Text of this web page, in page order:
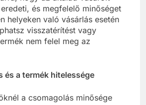
és megfelelő minőséget
helyeken való vásárlás esetén
visszatérítést vagy
nem felel meg az
és a termék hitelessége
a csomagolás minősége